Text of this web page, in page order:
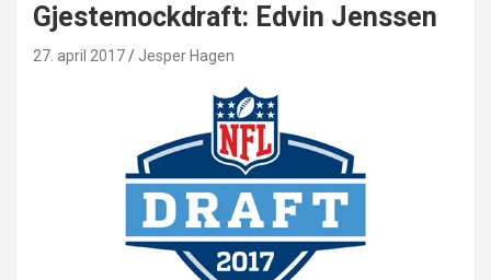
Gjestemockdraft: Edvin Jenssen
27. april 2017 Jesper Hagen